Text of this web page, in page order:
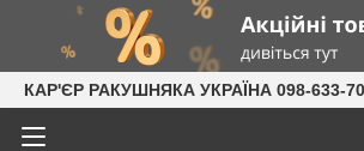
КАР'ЄР РАКУШНЯКА УКРАЇНА 098-633-